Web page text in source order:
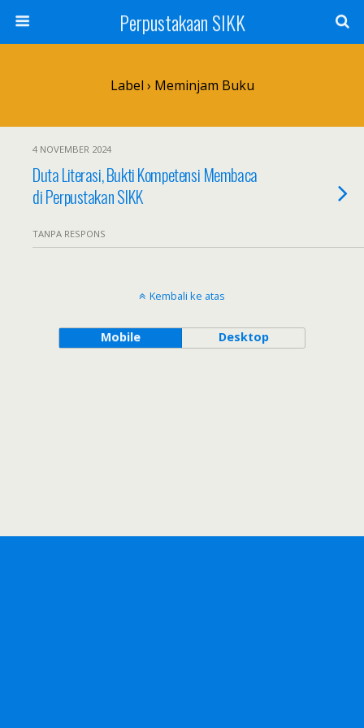
Perpustakaan SIKK
Label › Meminjam Buku
4 NOVEMBER 2024
Duta Literasi, Bukti Kompetensi Membaca
di Perpustakan SIKK
TANPA RESPONS
Kembali ke atas
Mobile Desktop